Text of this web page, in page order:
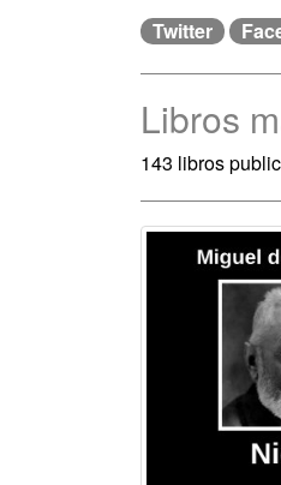
Twitter
Libros
143 libros